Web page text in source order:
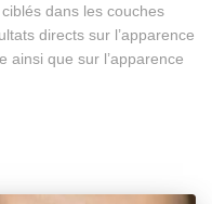
dans les couches
directs sur l’apparence
ainsi que sur l’apparence